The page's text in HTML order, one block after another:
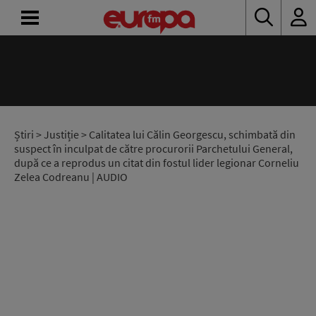
Știri > Justiție> Calitatea lui Călin Georgescu, schimbată din
suspect în inculpat de către procurorii Parchetului General,
după ce a reprodus un citat din fostul lider legionar Corneliu
Zelea Codreanu | AUDIO
RADIO
CONCURSURI